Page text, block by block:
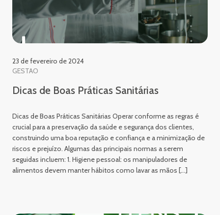
23 de fevereiro de 2024
GESTAO
Dicas de Boas Práticas Sanitárias
Dicas de Boas Práticas Sanitárias Operar conforme as regras é
crucial para a preservação da saúde e segurança dos clientes,
construindo uma boa reputação e confiança e a minimização de
riscos e prejuízo. Algumas das principais normas a serem
seguidas incluem: 1. Higiene pessoal: os manipuladores de
alimentos devem manter hábitos como lavar as mãos […]